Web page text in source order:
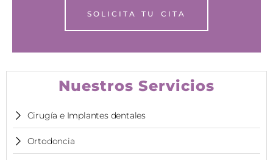
SOLICITA TU CITA
Nuestros Servicios
Cirugía e Implantes dentales
Ortodoncia